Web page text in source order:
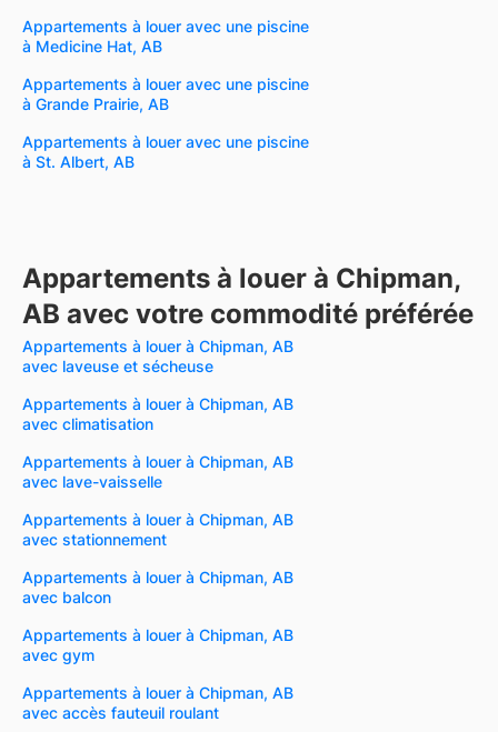
Appartements à louer avec une piscine
à Medicine Hat, AB
Appartements à louer avec une piscine
à Grande Prairie, AB
Appartements à louer avec une piscine
à St. Albert, AB
Appartements à louer à Chipman,
AB avec votre commodité préférée
Appartements à louer à Chipman, AB
avec laveuse et sécheuse
Appartements à louer à Chipman, AB
avec climatisation
Appartements à louer à Chipman, AB
avec lave-vaisselle
Appartements à louer à Chipman, AB
avec stationnement
Appartements à louer à Chipman, AB
avec balcon
Appartements à louer à Chipman, AB
avec gym
Appartements à louer à Chipman, AB
avec accès fauteuil roulant